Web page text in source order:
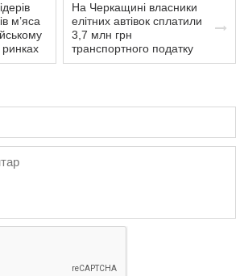
м’яса
На Черкащині власники
елітних автівок сплатили
3,7 млн грн
транспортного податку